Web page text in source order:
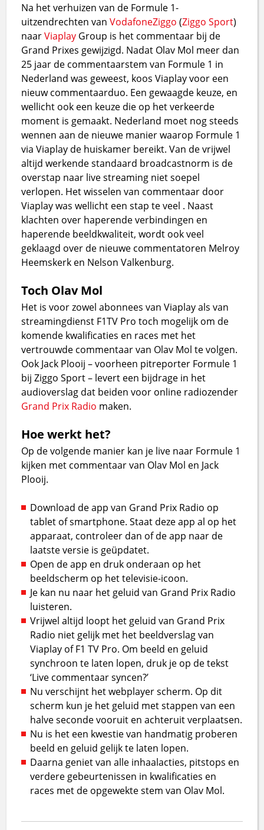
Na het verhuizen van de Formule 1-
uitzendrechten vanVodafoneZiggo (Ziggo Sport)
naarViaplay Group is het commentaar bij de
Grand Prixes gewijzigd. Nadat Olav Mol meer dan
25 jaar de commentaarstem van Formule 1 in
Nederland was geweest, koos Viaplay voor een
nieuw commentaarduo. Een gewaagde keuze, en
wellicht ook een keuze die op het verkeerde
moment is gemaakt. Nederland moet nog steeds
wennen aan de nieuwe manier waarop Formule 1
via Viaplay de huiskamer bereikt. Van de vrijwel
altijd werkende standaard broadcastnorm is de
overstap naar live streaming niet soepel
verlopen. Het wisselen van commentaar door
Viaplay was wellicht een stap te veel . Naast
klachten over haperende verbindingen en
haperende beeldkwaliteit, wordt ook veel
geklaagd over de nieuwe commentatoren Melroy
Heemskerk en Nelson Valkenburg.
Toch Olav Mol
Het is voor zowel abonnees van Viaplay als van
streamingdienst F1TV Pro toch mogelijk om de
komende kwalificaties en races met het
vertrouwde commentaar van Olav Mol te volgen.
Ook Jack Plooij – voorheen pitreporter Formule 1
bij Ziggo Sport – levert een bijdrage in het
audioverslag dat beiden voor online radiozender
Grand Prix Radio maken.
Hoe werkt het?
Op de volgende manier kan je live naar Formule 1
kijken met commentaar van Olav Mol en Jack
Plooij.
Download de app van Grand Prix Radio op
tablet of smartphone. Staat deze app al op het
apparaat, controleer dan of de app naar de
laatste versie is geüpdatet.
Open de app en druk onderaan op het
beeldscherm op het televisie-icoon.
Je kan nu naar het geluid van Grand Prix Radio
luisteren.
Vrijwel altijd loopt het geluid van Grand Prix
Radio niet gelijk met het beeldverslag van
Viaplay of F1 TV Pro. Om beeld en geluid
synchroon te laten lopen, druk je op de tekst
‘Live commentaar syncen?’
Nu verschijnt het webplayer scherm. Op dit
scherm kun je het geluid met stappen van een
halve seconde vooruit en achteruit verplaatsen.
Nu is het een kwestie van handmatig proberen
beeld en geluid gelijk te laten lopen.
Daarna geniet van alle inhaalacties, pitstops en
verdere gebeurtenissen in kwalificaties en
races met de opgewekte stem van Olav Mol.